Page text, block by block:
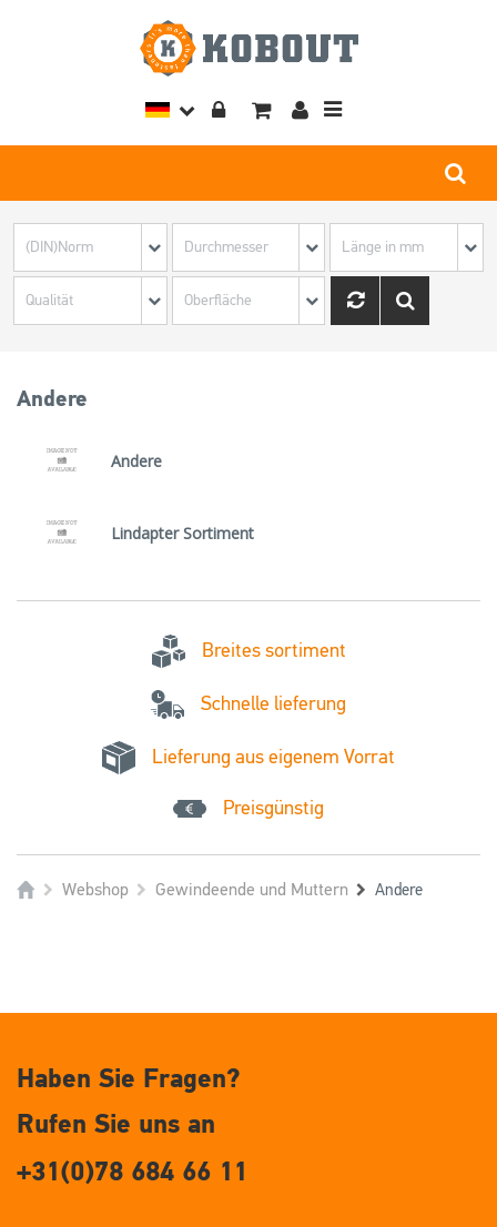
Toggle
Andere
Andere
Lindapter Sortiment
Breites sortiment
Schnelle lieferung
Lieferung aus eigenem Vorrat
Preisgünstig
Webshop Gewindeende und Muttern Andere
Haben Sie Fragen?
Rufen Sie uns an
+31(0)78 684 66 11